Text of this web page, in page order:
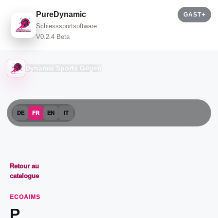
PureDynamic
Schiesssportsoftware
V0.2.4 Beta
GAST
Dynamic Sports Gilgen
DE FR EN IT
Retour au
catalogue
ECOAIMS
P